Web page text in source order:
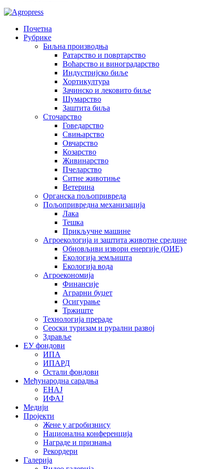
Почетна
Рубрике
Биљна производња
Ратарство и повртарство
Воћарство и виноградарство
Индустријско биље
Хортикултура
Зачинско и лековито биље
Шумарство
Заштита биља
Сточарство
Говедарство
Свињарство
Овчарство
Козарство
Живинарство
Пчеларство
Ситне животиње
Ветерина
Органска пољопривреда
Пољопривредна механизација
Лака
Тешка
Прикључне машине
Агроекологија и заштита животне средине
Обновљиви извори енергије (ОИЕ)
Екологија земљишта
Екологија вода
Агроекономија
Финансије
Аграрни буџет
Осигурање
Тржиште
Технологија прераде
Сеоски туризам и рурални развој
Здравље
ЕУ фондови
ИПА
ИПАРД
Остали фондови
Међународна сарадња
ЕНАЈ
ИФАЈ
Медији
Пројекти
Жене у агробизнису
Национална конференција
Награде и признања
Рекордери
Галерија